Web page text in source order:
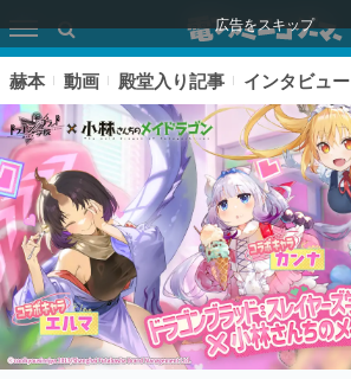
広告をスキップ
赫本 動画 殿堂入り記事 インタビュー